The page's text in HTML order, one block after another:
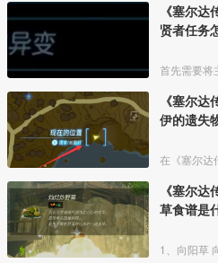
《塞尔
贤者任务
首先需要将
《塞尔
伊的遗失
《塞尔
草食谱是
1、向阳草